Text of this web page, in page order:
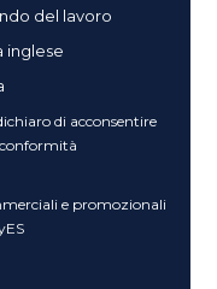
del lavoro
inglese
di acconsentire
e promozionali